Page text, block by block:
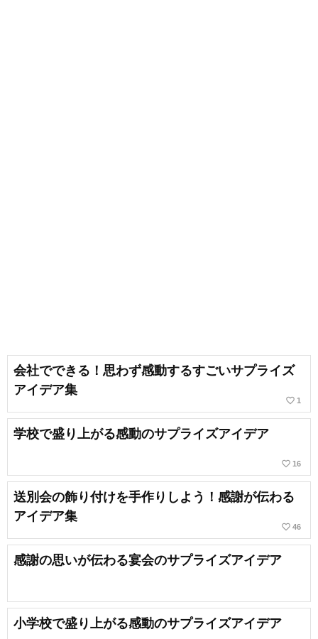
会社でできる！思わず感動するすごいサプライズ
アイデア集
favorite_border 1
学校で盛り上がる感動のサプライズアイデア
favorite_border 16
送別会の飾り付けを手作りしよう！感謝が伝わる
アイデア集
favorite_border 46
感謝の思いが伝わる宴会のサプライズアイデア
小学校で盛り上がる感動のサプライズアイデア